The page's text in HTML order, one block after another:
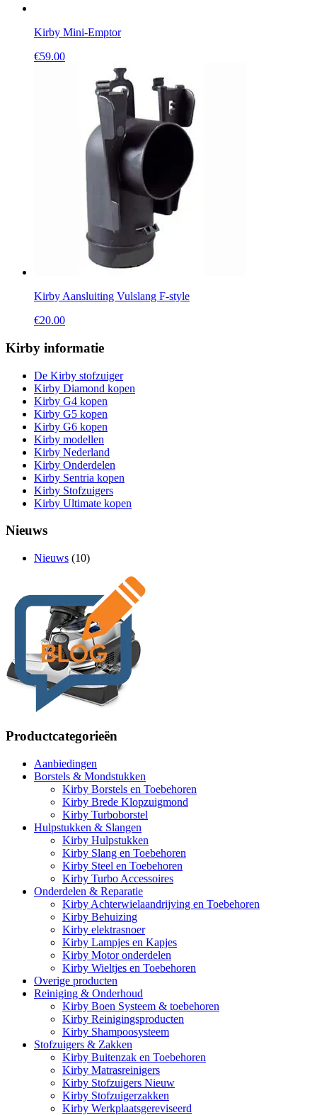
Kirby Mini-Emptor
€59.00
Kirby Aansluiting Vulslang F-style
€20.00
Kirby informatie
De Kirby stofzuiger
Kirby Diamond kopen
Kirby G4 kopen
Kirby G5 kopen
Kirby G6 kopen
Kirby modellen
Kirby Nederland
Kirby Onderdelen
Kirby Sentria kopen
Kirby Stofzuigers
Kirby Ultimate kopen
Nieuws
Nieuws (10)
Productcategorieën
Aanbiedingen
Borstels & Mondstukken
Kirby Borstels en Toebehoren
Kirby Brede Klopzuigmond
Kirby Turboborstel
Hulpstukken & Slangen
Kirby Hulpstukken
Kirby Slang en Toebehoren
Kirby Steel en Toebehoren
Kirby Turbo Accessoires
Onderdelen & Reparatie
Kirby Achterwielaandrijving en Toebehoren
Kirby Behuizing
Kirby elektrasnoer
Kirby Lampjes en Kapjes
Kirby Motor onderdelen
Kirby Wieltjes en Toebehoren
Overige producten
Reiniging & Onderhoud
Kirby Boen Systeem & toebehoren
Kirby Reinigingsproducten
Kirby Shampoosysteem
Stofzuigers & Zakken
Kirby Buitenzak en Toebehoren
Kirby Matrasreinigers
Kirby Stofzuigers Nieuw
Kirby Stofzuigerzakken
Kirby Werkplaatsgereviseerd